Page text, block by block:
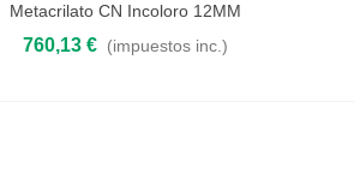
Añadir al carrito
Metacrilato CN Incoloro 12MM
760,13 € (impuestos inc.)